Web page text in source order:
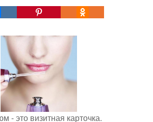
- это визитная карточка.